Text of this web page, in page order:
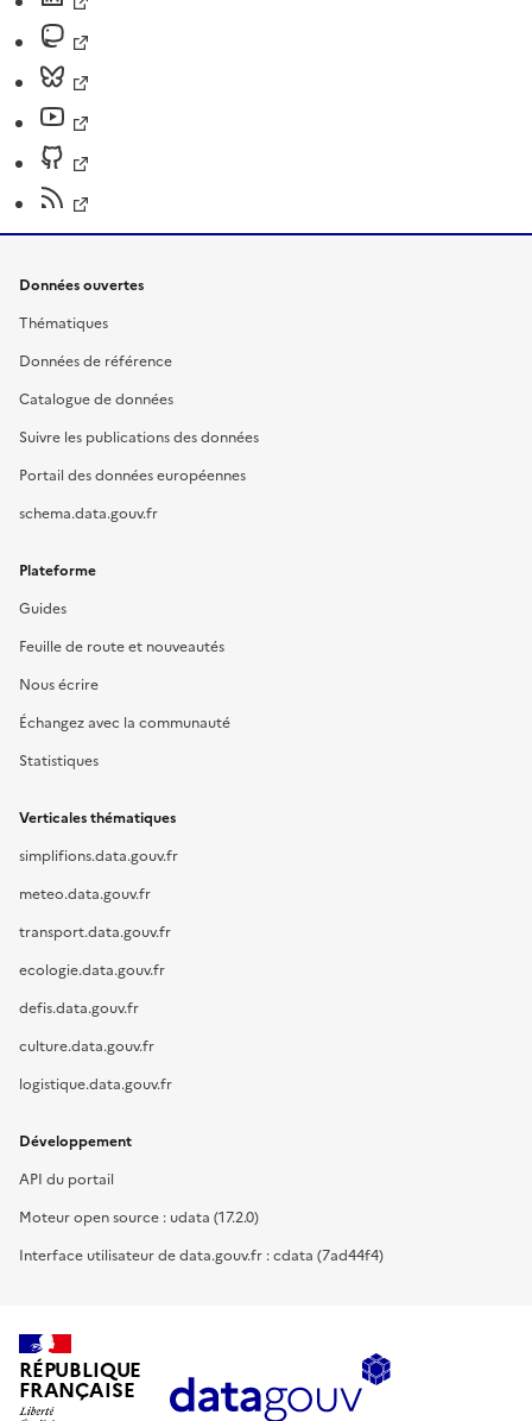
Données ouvertes
Thématiques
Données de référence
Catalogue de données
Suivre les publications des données
Portail des données européennes
schema.data.gouv.fr
Plateforme
Guides
Feuille de route et nouveautés
Nous écrire
Échangez avec la communauté
Statistiques
Verticales thématiques
simplifions.data.gouv.fr
meteo.data.gouv.fr
transport.data.gouv.fr
ecologie.data.gouv.fr
defis.data.gouv.fr
culture.data.gouv.fr
logistique.data.gouv.fr
Développement
API du portail
Moteur open source : udata (17.2.0)
Interface utilisateur de data.gouv.fr : cdata (7ad44f4)
RÉPUBLIQUE
FRANÇAISE